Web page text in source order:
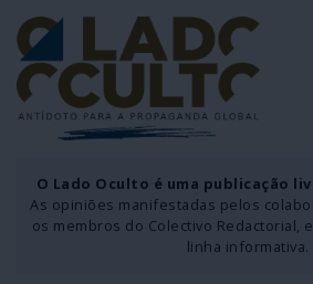
O Lado Oculto é uma publicação
As opiniões manifestadas pelos
os membros do Colectivo Redactorial,
linha informativa.